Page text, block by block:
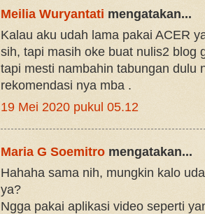
Meilia Wuryantati mengatakan...
Kalau aku udah lama pakai ACER
sih, tapi masih oke buat nulis2 blog
tapi mesti nambahin tabungan dulu
rekomendasi nya mba .
19 Mei 2020 pukul 05.12
Maria G Soemitro mengatakan...
Hahaha sama nih, mungkin kalo
ya?
Ngga pakai aplikasi video seperti